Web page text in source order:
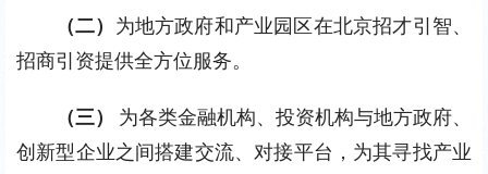
（二） 为地方政府和产业园区在北京招才引智、
招商引资提供全方位服务。
（三） 为各类金融机构、投资机构与地方政府、
创新型企业之间搭建交流、对接平台，为其寻找产业